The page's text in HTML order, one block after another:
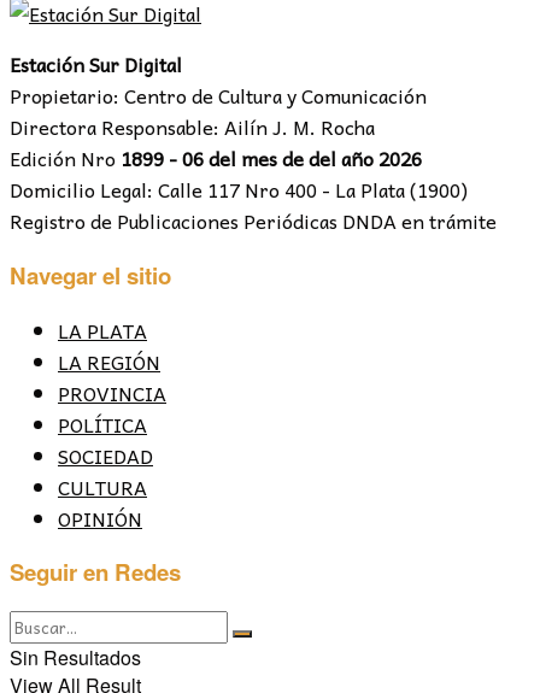
Estación Sur Digital
Propietario: Centro de Cultura y Comunicación
Directora Responsable: Ailín J. M. Rocha
Edición Nro 1899 - 06 del mes de del año 2026
Domicilio Legal: Calle 117 Nro 400 - La Plata (1900)
Registro de Publicaciones Periódicas DNDA en trámite
Navegar el sitio
LA PLATA
LA REGIÓN
PROVINCIA
POLÍTICA
SOCIEDAD
CULTURA
OPINIÓN
Seguir en Redes
Sin Resultados
View All Result